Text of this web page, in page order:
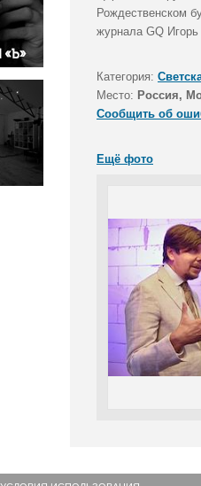
Рождественском
журнала GQ
Категория:
Место: Россия,
Сообщить об
Ещё фото